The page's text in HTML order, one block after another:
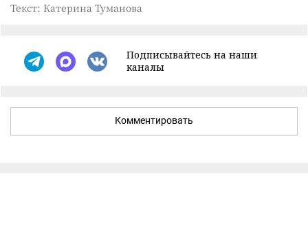
Текст: Катерина Туманова
Подписывайтесь на наши
каналы
Комментировать